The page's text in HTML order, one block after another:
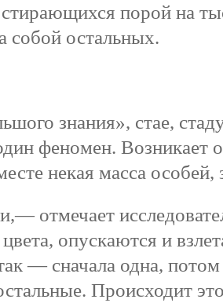
порой на
собой остальных.
знания», стае,
феномен. Возникает
некая масса
отмечает
цвета, опускаются и
— сначала одна,
Происходит